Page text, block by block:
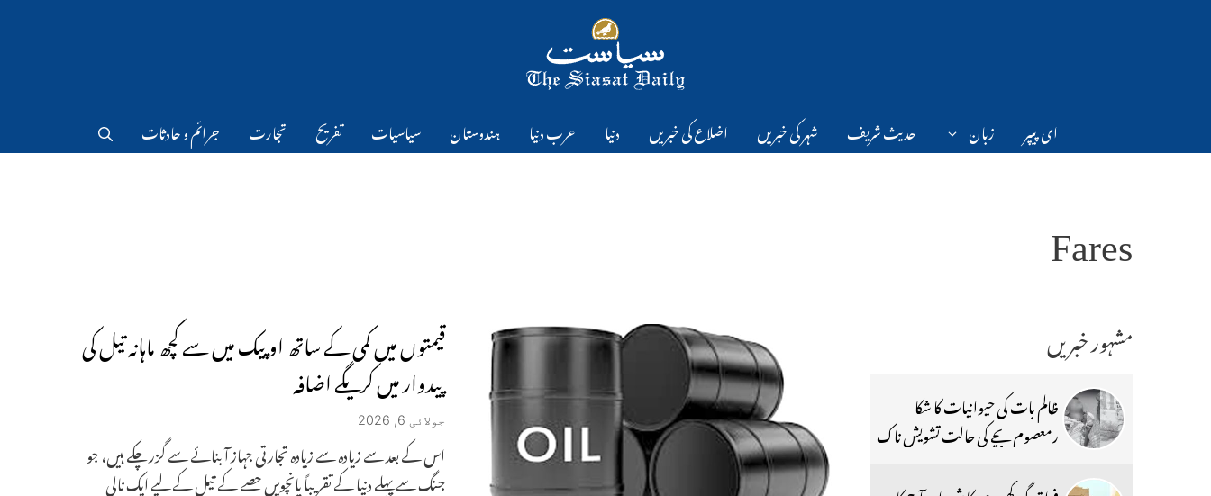
ای پیپر زبان حدیث شریف شہر کی خبریں اضلاع کی خبریں دنیا عرب دنیا ہندوستان سیاسیات تفریح تجارت جرائم و حادثات
Fares
قیمتوں میں کمی کے ساتھ اوپیک میں سے کچھ ماہانہ تیل کی
پیدوار میں کریگے اضافہ
جولائی 6, 2026
اس کے بعد سے زیادہ سے زیادہ تجارتی جہاز آبنائے سے گزر چکے ہیں، جو
جنگ سے پہلے دنیا کے تقریباً پانچویں حصے کے تیل کے لیے ایک نالی
مشہور خبریں
ظالم بات کی حیوانیات کا شکا
رمعصوم بچے کی حالت تشویش ناک